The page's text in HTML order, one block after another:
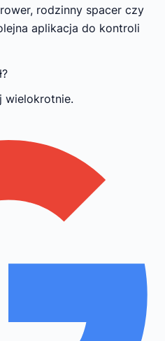
rodzinny spacer czy
aplikacja do kontroli
wielokrotnie.